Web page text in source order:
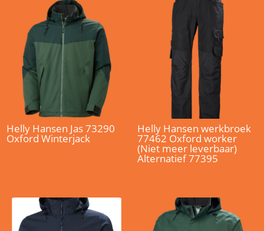
Helly Hansen Jas 73290
Oxford Winterjack
Helly Hansen werkbroek
77462 Oxford worker
(Niet meer leverbaar)
Alternatief 77395